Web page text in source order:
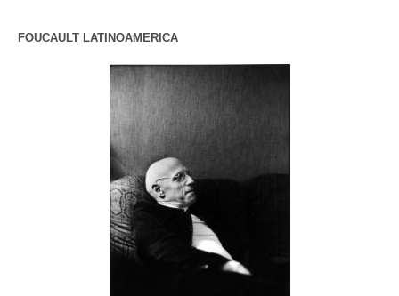
FOUCAULT LATINOAMERICA